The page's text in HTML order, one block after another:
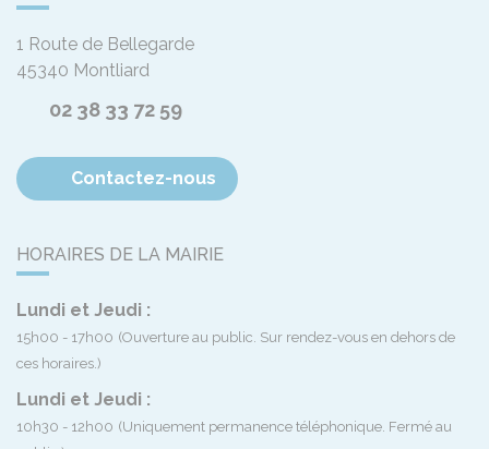
1 Route de Bellegarde
45340 Montliard
02 38 33 72 59
Contactez-nous
HORAIRES DE LA MAIRIE
Lundi et Jeudi :
15h00 - 17h00 (Ouverture au public. Sur rendez-vous en dehors de
ces horaires.)
Lundi et Jeudi :
10h30 - 12h00 (Uniquement permanence téléphonique. Fermé au